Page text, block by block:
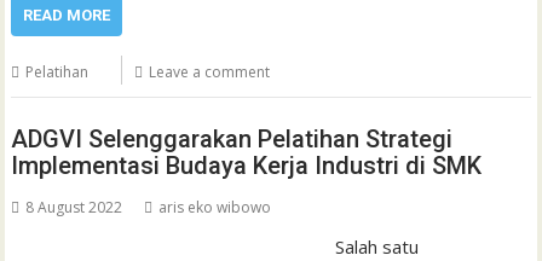
READ MORE
Pelatihan Leave a comment
ADGVI Selenggarakan Pelatihan Strategi
Implementasi Budaya Kerja Industri di SMK
8 August 2022 aris eko wibowo
Salah satu